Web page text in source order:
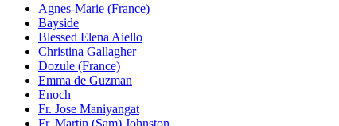
Agnes-Marie (France)
Bayside
Blessed Elena Aiello
Christina Gallagher
Dozule (France)
Emma de Guzman
Enoch
Fr. Jose Maniyangat
Fr. Martin (Sam) Johnston